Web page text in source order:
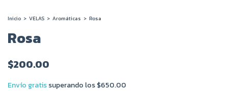
Inicio > VELAS > Aromáticas > Rosa
Rosa
$200.00
Envío gratissuperando los$650.00